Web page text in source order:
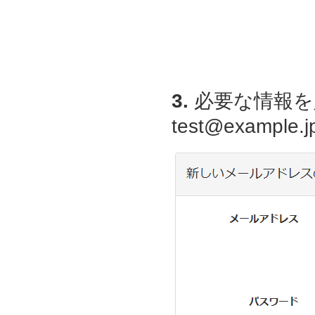
3. 必要な情報